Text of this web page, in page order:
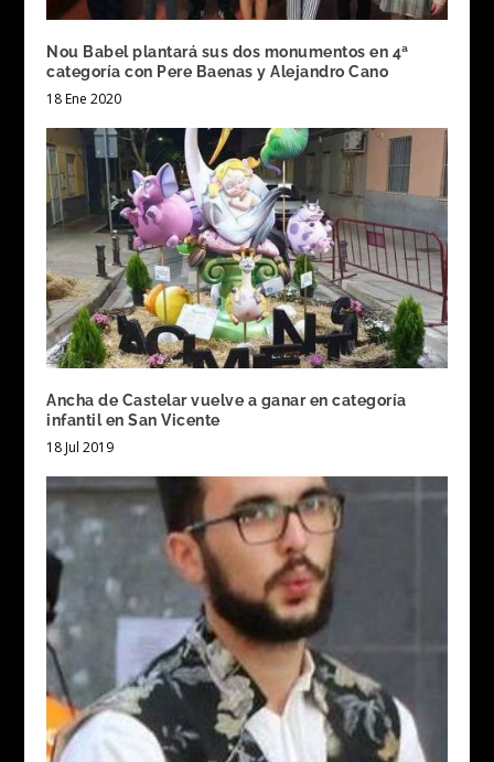
Nou Babel plantará sus dos monumentos en 4ª
categoría con Pere Baenas y Alejandro Cano
18 Ene 2020
Ancha de Castelar vuelve a ganar en categoría
infantil en San Vicente
18 Jul 2019